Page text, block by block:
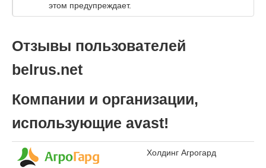
этом предупреждает.
Отзывы пользователей
belrus.net
Компании и организации,
использующие avast!
Холдинг Агрогард